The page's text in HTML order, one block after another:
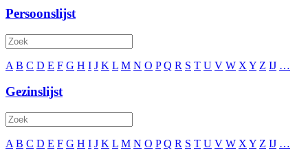
Persoonslijst
A B C D E F G H I J K L M N O P Q R S T U V W X Y Z IJ …
Gezinslijst
A B C D E F G H I J K L M N O P Q R S T U V W X Y Z IJ …